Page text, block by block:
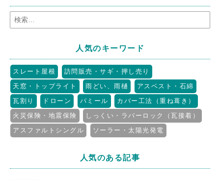
人気のキーワード
スレート屋根
訪問販売・サギ・押し売り
天窓・トップライト
雨どい、雨樋
アスベスト・石綿
瓦割り
ドローン パミール
カバー工法（重ね葺き）
火災保険・地震保険
しっくい・ラバーロック（瓦接着）
アスファルトシングル
ソーラー・太陽光発電
人気のある記事